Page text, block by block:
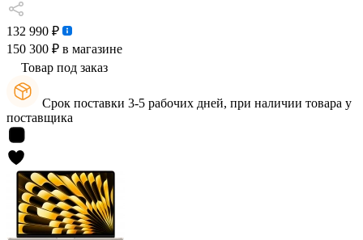
132 990 ₽
150 300 ₽ в магазине
Товар под заказ
Срок поставки 3-5 рабочих дней, при наличии товара у
поставщика